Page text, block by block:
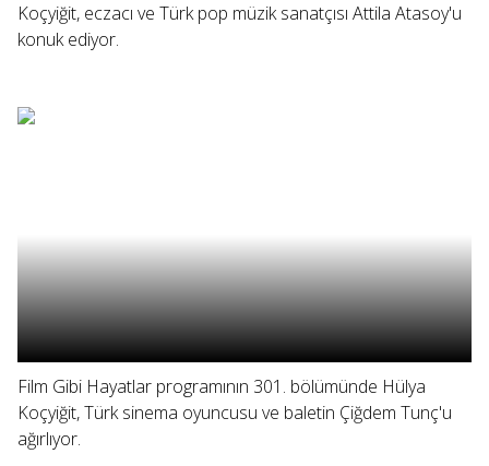
Koçyiğit, eczacı ve Türk pop müzik sanatçısı Attila Atasoy'u
konuk ediyor.
Film Gibi Hayatlar programının 301. bölümünde Hülya
Koçyiğit, Türk sinema oyuncusu ve baletin Çiğdem Tunç'u
ağırlıyor.